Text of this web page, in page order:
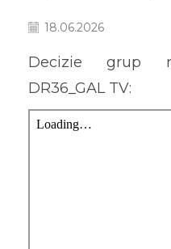
18.06.2026
Decizie grup
DR36_GAL TV: